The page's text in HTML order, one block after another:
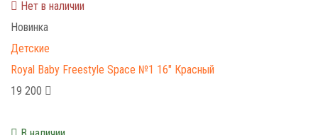
Нет в наличии
Новинка
Детские
Royal Baby Freestyle Space №1 16" Красный
19 200